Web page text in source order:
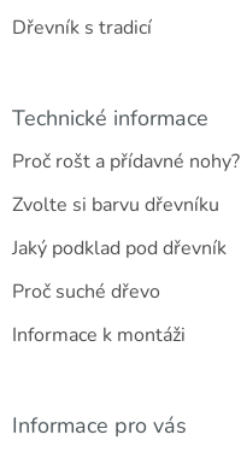
Dřevník s tradicí
Technické informace
Proč rošt a přídavné nohy?
Zvolte si barvu dřevníku
Jaký podklad pod dřevník
Proč suché dřevo
Informace k montáži
Informace pro vás